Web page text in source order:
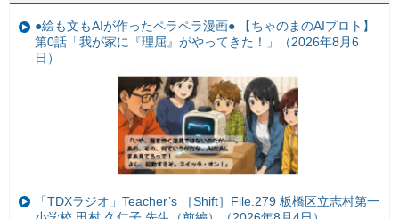
●絵も文もAIが作ったペラペラ漫画● 【ちゃのまのAIプロト】
第0話「我が家に『理屈』がやってきた！」（2026年8月6
日）
「TDXラジオ」Teacher’s ［Shift］File.279 板橋区立志村第一